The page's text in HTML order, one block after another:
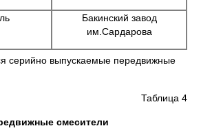
Бакинский завод
им.Сардарова
серийно выпускаемые передвижные
Таблица 4
смесители